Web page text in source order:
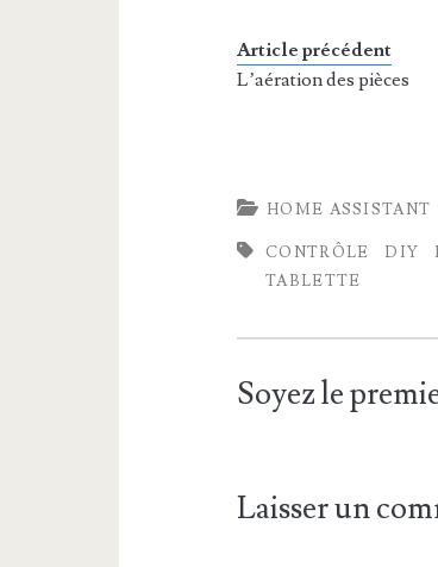
Article précédent
L’aération des pièces
HOME ASSISTANT
CONTRÔLE DIY
TABLETTE
Soyez le
Laisser un